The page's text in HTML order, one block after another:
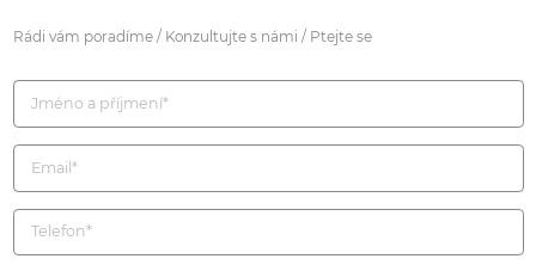
Rádi vám poradíme / Konzultujte s námi / Ptejte se